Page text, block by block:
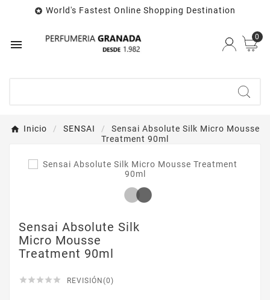
 World's Fastest Online Shopping Destination

0
Inicio SENSAI
Sensai Absolute Silk Micro Mousse
Treatment 90ml
Sensai Absolute Silk
Micro Mousse
Treatment 90ml
     REVISIÓN(0)